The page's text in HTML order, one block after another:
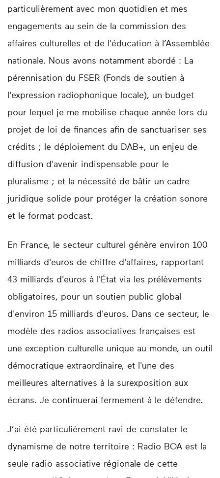
particulièrement avec mon quotidien et mes
engagements au sein de la commission des
affaires culturelles et de l'éducation à l’Assemblée
nationale. Nous avons notamment abordé : La
pérennisation du FSER (Fonds de soutien à
l'expression radiophonique locale), un budget
pour lequel je me mobilise chaque année lors du
projet de loi de finances afin de sanctuariser ses
crédits ; le déploiement du DAB+, un enjeu de
diffusion d'avenir indispensable pour le
pluralisme ; et la nécessité de bâtir un cadre
juridique solide pour protéger la création sonore
et le format podcast.
En France, le secteur culturel génère environ 100
milliards d'euros de chiffre d'affaires, rapportant
43 milliards d'euros à l'État via les prélèvements
obligatoires, pour un soutien public global
d'environ 15 milliards d'euros. Dans ce secteur, le
modèle des radios associatives françaises est
une exception culturelle unique au monde, un outil
démocratique extraordinaire, et l'une des
meilleures alternatives à la surexposition aux
écrans. Je continuerai fermement à le défendre.
J’ai été particulièrement ravi de constater le
dynamisme de notre territoire : Radio BOA est la
seule radio associative régionale de cette